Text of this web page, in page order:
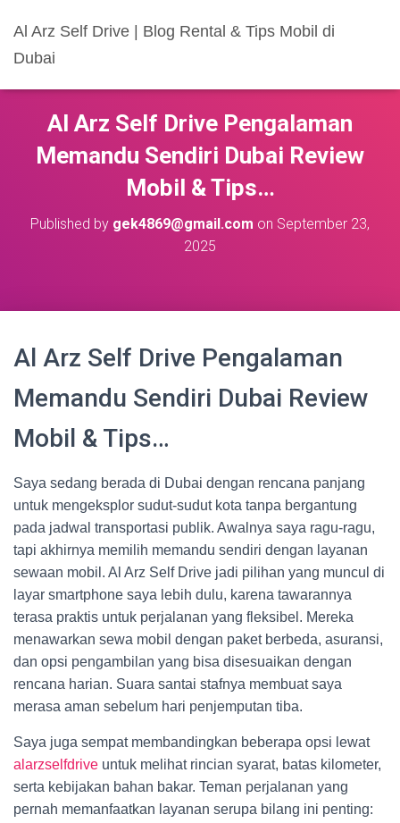
Al Arz Self Drive | Blog Rental & Tips Mobil di
Dubai
Al Arz Self Drive Pengalaman
Memandu Sendiri Dubai Review
Mobil & Tips…
Published by gek4869@gmail.com on September 23,
2025
Al Arz Self Drive Pengalaman
Memandu Sendiri Dubai Review
Mobil & Tips…
Saya sedang berada di Dubai dengan rencana panjang
untuk mengeksplor sudut-sudut kota tanpa bergantung
pada jadwal transportasi publik. Awalnya saya ragu-ragu,
tapi akhirnya memilih memandu sendiri dengan layanan
sewaan mobil. Al Arz Self Drive jadi pilihan yang muncul di
layar smartphone saya lebih dulu, karena tawarannya
terasa praktis untuk perjalanan yang fleksibel. Mereka
menawarkan sewa mobil dengan paket berbeda, asuransi,
dan opsi pengambilan yang bisa disesuaikan dengan
rencana harian. Suara santai stafnya membuat saya
merasa aman sebelum hari penjemputan tiba.
Saya juga sempat membandingkan beberapa opsi lewat
alarzselfdrive untuk melihat rincian syarat, batas kilometer,
serta kebijakan bahan bakar. Teman perjalanan yang
pernah memanfaatkan layanan serupa bilang ini penting: